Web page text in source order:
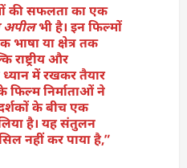
की सफलता का एक
अपीलभी है। इन फिल्मों
भाषा या क्षेत्र तक
राष्ट्रीय और
ध्यान में रखकर तैयार
फिल्म निर्माताओं ने
के बीच एक
है। यह संतुलन
नहीं कर पाया है,”